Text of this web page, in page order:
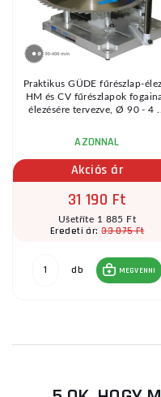
Praktikus GÜDE fűrészlap-
HM és CV fűrészlapok
élezésére tervezve, Ø 90 - 4 ...
AZONNAL
Akciós ár
31 190 Ft
Ušetříte 1 885 Ft
Eredeti ár:33 075 Ft
db MEGVENNI